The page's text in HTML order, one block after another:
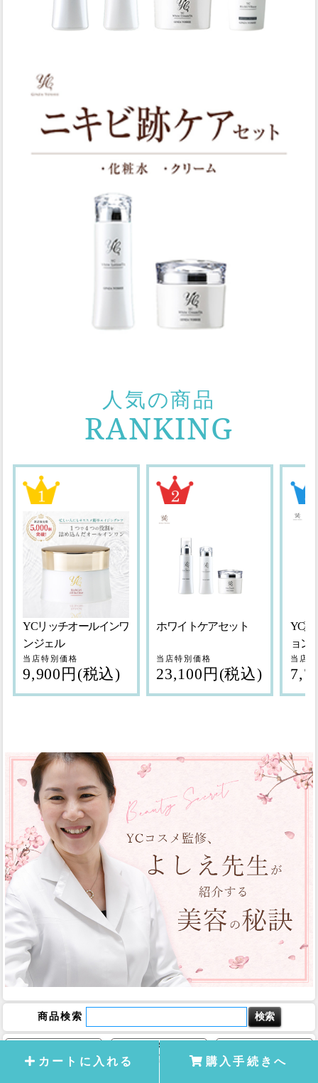
人気の商品
RANKING
YCリッチオールインワ
ンジェル
当店特別価格
9,900円(税込)
ホワイトケアセット
当店特別価格
23,100円(税込)
YC薬
ョン
当店
商品検索
マイページ
カートに入れる 購入手続きへ